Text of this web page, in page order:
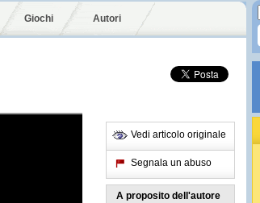
Giochi Autori
Vedi articolo originale
Segnala un abuso
A proposito dell'autore